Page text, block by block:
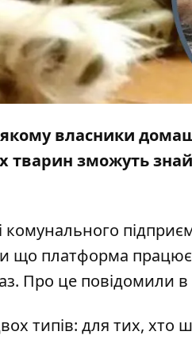
власники
тварин зможуть
комунального
що платформа
Про це повідомили
типів: для тих, хто